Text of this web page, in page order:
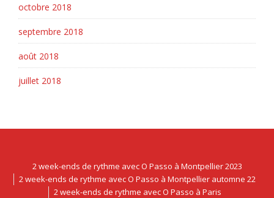
octobre 2018
septembre 2018
août 2018
juillet 2018
2 week-ends de rythme avec O Passo à Montpellier 2023
2 week-ends de rythme avec O Passo à Montpellier automne 22
2 week-ends de rythme avec O Passo à Paris